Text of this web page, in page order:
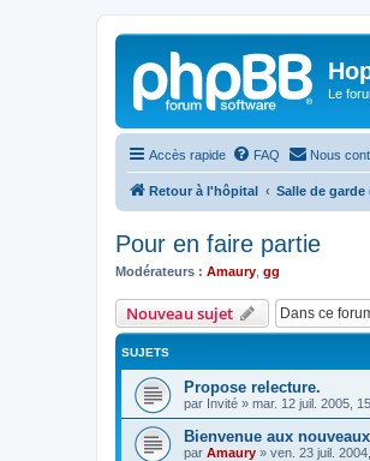
Le
Accès rapide FAQ Nous
Retour à l'hôpital Salle de garde
Pour en faire partie
Modérateurs : Amaury gg
Nouveau sujet
SUJETS
Propose relecture.
par Invité » mar. 12 juil. 2005,
Bienvenue aux
par Amaury » ven. 23 juil.